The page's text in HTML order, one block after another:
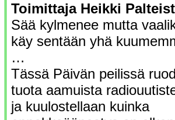
Toimittaja Heikki
Sää kylmenee mutta
käy sentään yhä
…
Tässä Päivän peilissä
tuota aamuista
ja kuulostellaan kuinka